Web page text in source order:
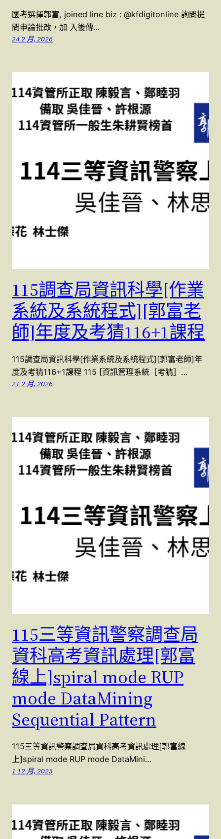
國考選擇郭富, joined line biz : @kfdigitonline 詢問提
問申論批改，加 入後傳…
24 2 月, 2026
115調查局資訊科學[作業
系統及系統程式][郭富老
師]年度及考猜116+1課程
115調查局資訊科學[作業系統及系統程式][郭富老師]年
度及考猜116+1課程 115 [資訊管理系統［考猜］…
21 2 月, 2026
115三等資訊警察調查局
資科高考資訊處理[郭富
線上]spiral mode RUP
mode DataMining
Sequential Pattern
115三等資訊警察調查局資科高考資訊處理[郭富線
上]spiral mode RUP mode DataMini…
1 12 月, 2025